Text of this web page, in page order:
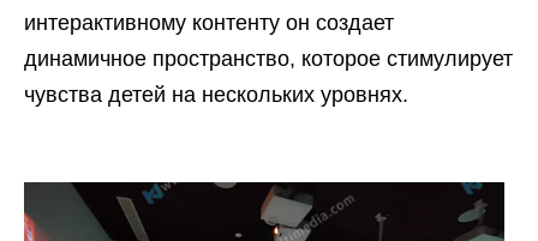
интерактивному контенту он создает
динамичное пространство, которое стимулирует
чувства детей на нескольких уровнях.